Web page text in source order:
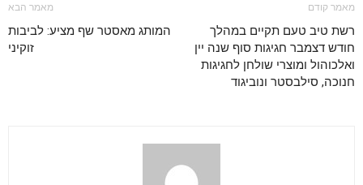
מאמר קודם
רשת טיב טעם תקיים במהלך
חודש דצמבר חגיגות סוף שנה יין
ואלכוהול ומוצרי שולחן לחגיגות
חנוכה, סילבסטר ונוביגוד
מאמר הבא
המותג מאסטר שף מציע: לביבות
זוקיני